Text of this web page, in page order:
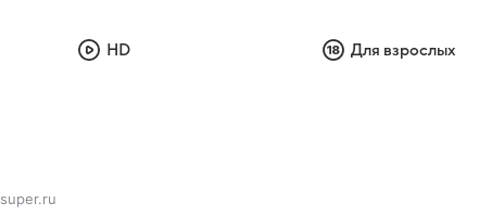
HD Для взрослых
super.ru